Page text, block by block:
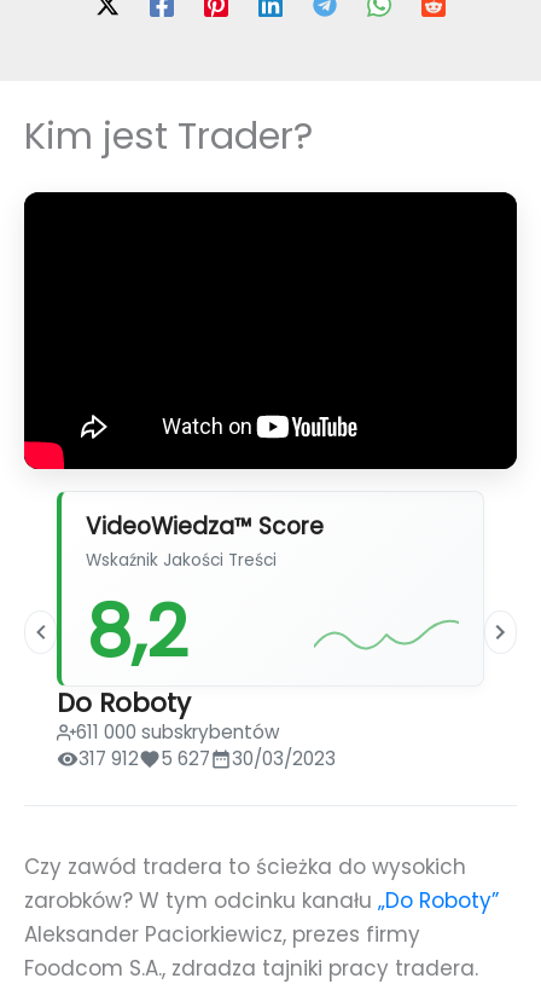
Kim jest Trader?
VideoWiedza™ Score
Wskaźnik Jakości Treści
8,2
Do Roboty
611 000 subskrybentów
317 912
5 627 30/03/2023
Czy zawód tradera to ścieżka do wysokich
zarobków? W tym odcinku kanału „Do Roboty”
Aleksander Paciorkiewicz, prezes firmy
Foodcom S.A., zdradza tajniki pracy tradera.